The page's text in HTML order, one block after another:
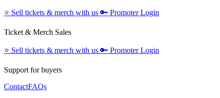
⭐️ Sell tickets & merch with us 🔑 Promoter Login
Ticket & Merch Sales
⭐️ Sell tickets & merch with us 🔑 Promoter Login
Support for buyers
ContactFAQs